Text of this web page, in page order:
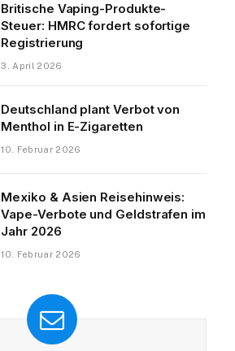
Britische Vaping-Produkte-
Steuer: HMRC fordert sofortige
Registrierung
3. April 2026
Deutschland plant Verbot von
Menthol in E-Zigaretten
10. Februar 2026
Mexiko & Asien Reisehinweis:
Vape-Verbote und Geldstrafen im
Jahr 2026
10. Februar 2026